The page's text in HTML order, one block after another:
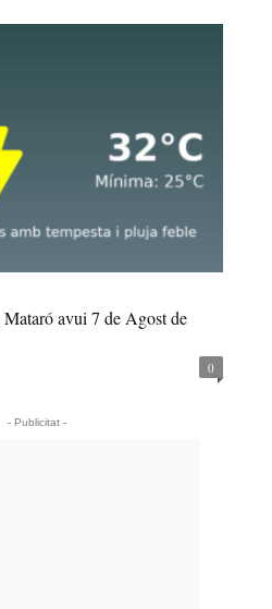
avui 7 de Agost de
0
- Publicitat -